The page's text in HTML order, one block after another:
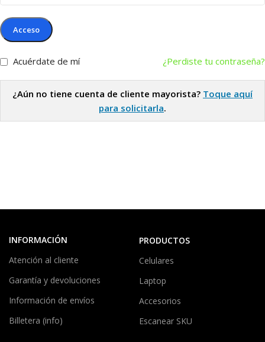
Acceso
¿Perdiste tu contraseña?
Acuérdate de mí
¿Aún no tiene cuenta de cliente mayorista? Toque aquí
para solicitarla.
INFORMACIÓN
Atención al cliente
Garantía y devoluciones
Información de envíos
Billetera (info)
PRODUCTOS
Celulares
Laptop
Accesorios
Escanear SKU